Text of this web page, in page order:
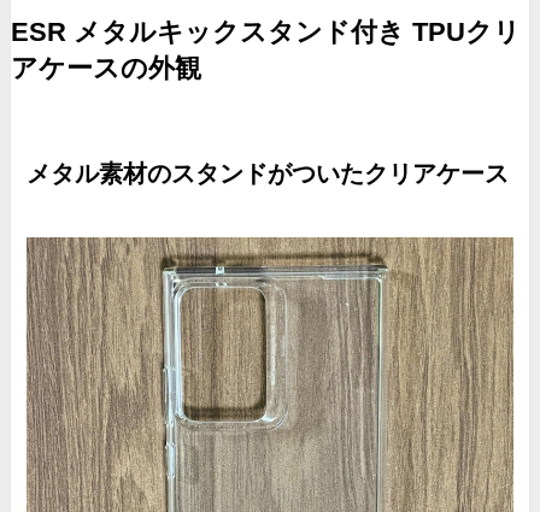
ESR メタルキックスタンド付き TPUクリ
アケースの外観
メタル素材のスタンドがついたクリアケース